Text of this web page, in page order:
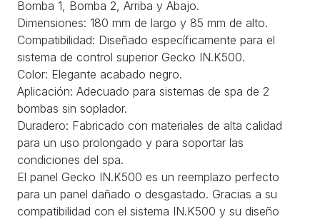
Bomba 1, Bomba 2, Arriba y Abajo.
Dimensiones: 180 mm de largo y 85 mm de alto.
Compatibilidad: Diseñado específicamente para el
sistema de control superior Gecko IN.K500.
Color: Elegante acabado negro.
Aplicación: Adecuado para sistemas de spa de 2
bombas sin soplador.
Duradero: Fabricado con materiales de alta calidad
para un uso prolongado y para soportar las
condiciones del spa.
El panel Gecko IN.K500 es un reemplazo perfecto
para un panel dañado o desgastado. Gracias a su
compatibilidad con el sistema IN.K500 y su diseño